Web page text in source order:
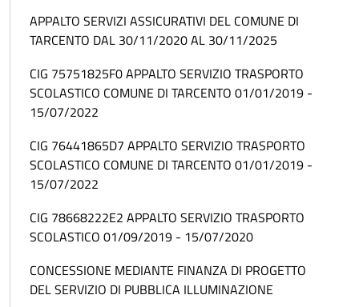
APPALTO SERVIZI ASSICURATIVI DEL COMUNE DI
TARCENTO DAL 30/11/2020 AL 30/11/2025
CIG 75751825F0 APPALTO SERVIZIO TRASPORTO
SCOLASTICO COMUNE DI TARCENTO 01/01/2019 -
15/07/2022
CIG 76441865D7 APPALTO SERVIZIO TRASPORTO
SCOLASTICO COMUNE DI TARCENTO 01/01/2019 -
15/07/2022
CIG 78668222E2 APPALTO SERVIZIO TRASPORTO
SCOLASTICO 01/09/2019 - 15/07/2020
CONCESSIONE MEDIANTE FINANZA DI PROGETTO
DEL SERVIZIO DI PUBBLICA ILLUMINAZIONE